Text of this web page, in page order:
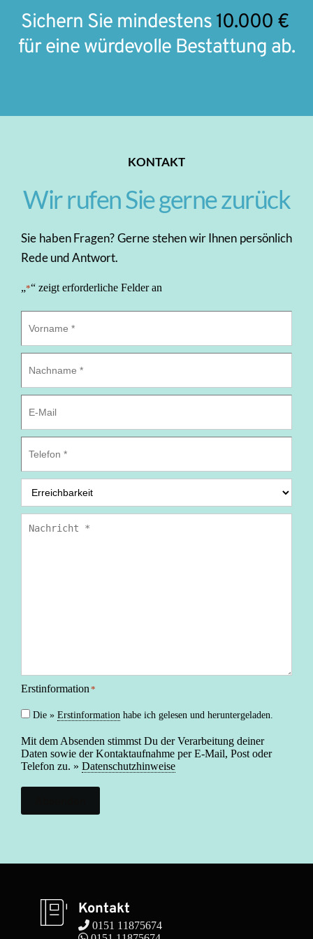
Sichern Sie mindestens 10.000 €
für eine würdevolle Bestattung ab.
KONTAKT
Wir rufen Sie gerne zurück
Sie haben Fragen? Gerne stehen wir Ihnen persönlich
Rede und Antwort.
„*“ zeigt erforderliche Felder an
Mail
Erstinformation *
Die » Erstinformation habe ich gelesen und heruntergeladen.
Mit dem Absenden stimmst Du der Verarbeitung deiner
Daten sowie der Kontaktaufnahme per E-Mail, Post oder
Telefon zu. » Datenschutzhinweise
Kontakt
0151 11875674